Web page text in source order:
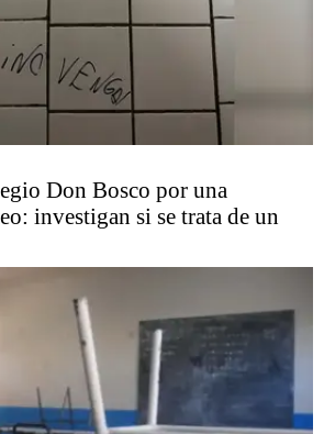
Don Bosco por una
investigan si se trata de un